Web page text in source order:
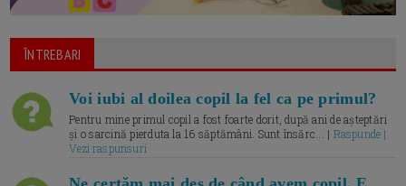
ÎNTREBARI
Voi iubi al doilea copil la fel ca pe primul?
Pentru mine primul copil a fost foarte dorit, după ani de așteptări
și o sarcină pierduta la 16 săptămâni. Sunt însărc... | Raspunde |
Vezi raspunsuri